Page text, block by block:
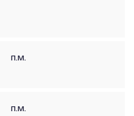
п.м.
п.м.